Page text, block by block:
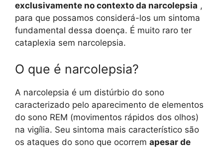
exclusivamente no contexto da narcolepsia ,
para que possamos considerá-los um sintoma
fundamental dessa doença. É muito raro ter
cataplexia sem narcolepsia.
O que é narcolepsia?
A narcolepsia é um distúrbio do sono
caracterizado pelo aparecimento de elementos
do sono REM (movimentos rápidos dos olhos)
na vigília. Seu sintoma mais característico são
os ataques do sono que ocorrem apesar de